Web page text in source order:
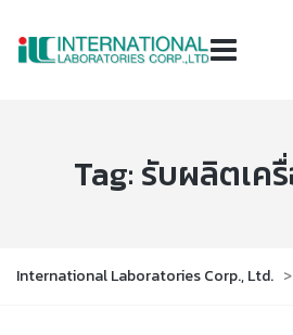
Tag: รับผลิตเค
International Laboratories Corp., Ltd. >